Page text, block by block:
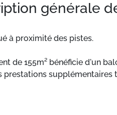
générale
à proximité des pistes.
de 155m² bénéficie d'un
prestations